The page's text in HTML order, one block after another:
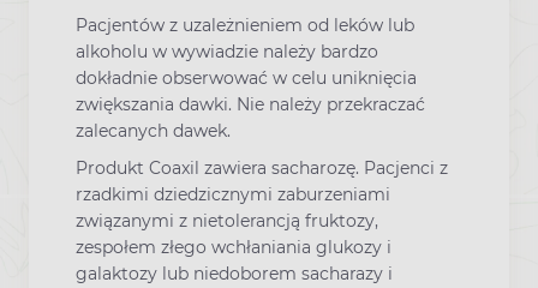
Pacjentów z uzależnieniem od leków lub
alkoholu w wywiadzie należy bardzo
dokładnie obserwować w celu uniknięcia
zwiększania dawki. Nie należy przekraczać
zalecanych dawek.
Produkt Coaxil zawiera sacharozę. Pacjenci z
rzadkimi dziedzicznymi zaburzeniami
związanymi z nietolerancją fruktozy,
zespołem złego wchłaniania glukozy i
galaktozy lub niedoborem sacharazy i